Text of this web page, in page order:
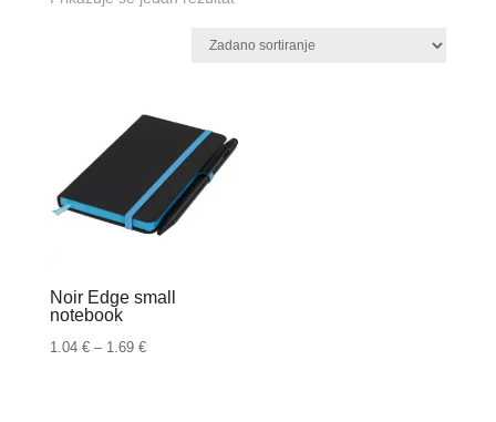
Noir Edge small
notebook
1.04 € – 1.69 €Raspon